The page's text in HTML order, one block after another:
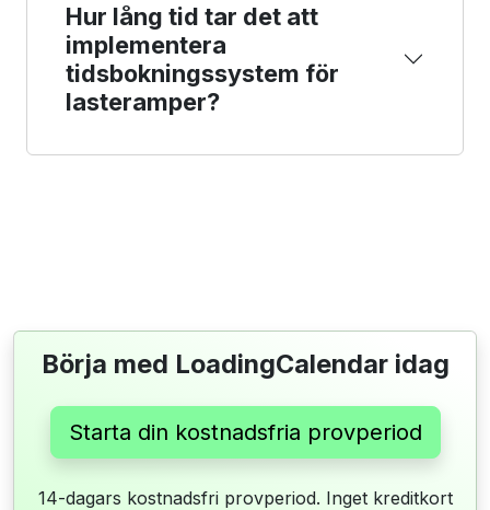
Hur lång tid tar det att
implementera
tidsbokningssystem för
lasteramper?
Börja med LoadingCalendar idag
Starta din kostnadsfria provperiod
14-dagars kostnadsfri provperiod. Inget kreditkort